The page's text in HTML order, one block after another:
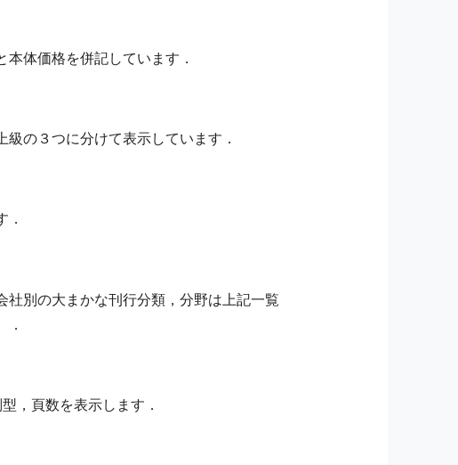
本体価格を併記しています．
級の３つに分けて表示しています．
．
社別の大まかな刊行分類，分野は上記一覧
．
，頁数を表示します．